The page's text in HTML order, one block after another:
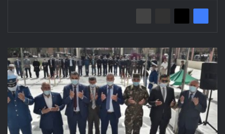
احياء
اليوم
العالمي
بولاية
المسيلة